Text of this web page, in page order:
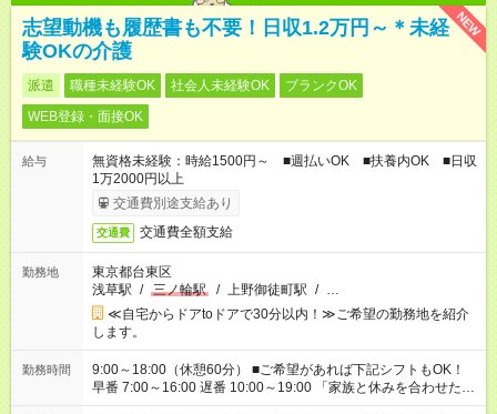
NEW
志望動機も履歴書も不要！日収1.2万円～＊未経
験OKの介護
派遣 職種未経験OK 社会人未経験OK
ブランクOK
WEB登録・面接OK
給与
無資格未経験：時給1500円～ ■週払いOK ■扶養内OK ■日収
1万2000円以上
交通費別途支給あり
交通費 交通費全額支給
勤務地
東京都台東区
浅草駅 / 三ノ輪駅 / 上野御徒町駅 / …
≪自宅からドアtoドアで30分以内！≫ご希望の勤務地を紹介
します。
勤務時間
9:00～18:00（休憩60分） ■ご希望があれば下記シフトもOK！
早番 7:00～16:00 遅番 10:00～19:00 「家族と休みを合わせた
い」 「余裕を持って夕飯の準備がしたい」 「できれば残業はし